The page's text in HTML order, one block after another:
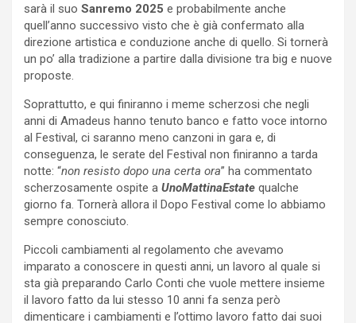
sarà il suo Sanremo 2025 e probabilmente anche
quell’anno successivo visto che è già confermato alla
direzione artistica e conduzione anche di quello. Si tornerà
un po’ alla tradizione a partire dalla divisione tra big e nuove
proposte.
Soprattutto, e qui finiranno i meme scherzosi che negli
anni di Amadeus hanno tenuto banco e fatto voce intorno
al Festival, ci saranno meno canzoni in gara e, di
conseguenza, le serate del Festival non finiranno a tarda
notte: “non resisto dopo una certa ora” ha commentato
scherzosamente ospite a UnoMattinaEstate qualche
giorno fa. Tornerà allora il Dopo Festival come lo abbiamo
sempre conosciuto.
Piccoli cambiamenti al regolamento che avevamo
imparato a conoscere in questi anni, un lavoro al quale si
sta già preparando Carlo Conti che vuole mettere insieme
il lavoro fatto da lui stesso 10 anni fa senza però
dimenticare i cambiamenti e l’ottimo lavoro fatto dai suoi